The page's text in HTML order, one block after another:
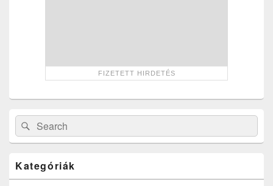
Search
for:
Search
Kategóriák